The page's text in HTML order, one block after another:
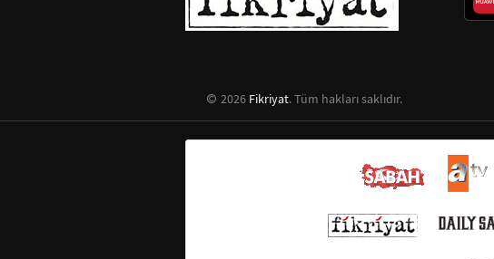
2026 Fikriyat. Tüm hakları saklıdır.